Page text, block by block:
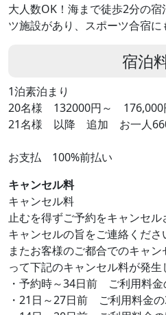
大人数OK！海まで徒歩2分の
ツ施設があり、スポーツ合宿に
宿泊
1泊素泊まり
20名様 132000円～ 176,000
21名様 以降 追加 お一人
お支払 100%前払い
キャンセル料
キャンセル料
止むを得ずご予約をキャンセ
キャンセルの旨をご連絡くださ
またお客様のご都合でのキャ
って下記のキャンセル料が発生
・予約時～34日前 ご利用料金
・21日～27日前 ご利用料金